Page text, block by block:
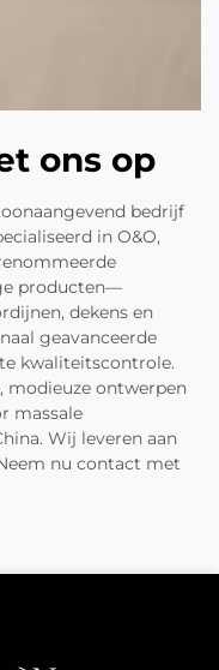
ons op
bedrijf
in O&O,
producten—
dekens en
geavanceerde
kwaliteitscontrole.
modieuze ontwerpen
massale
Wij leveren aan
nu contact met